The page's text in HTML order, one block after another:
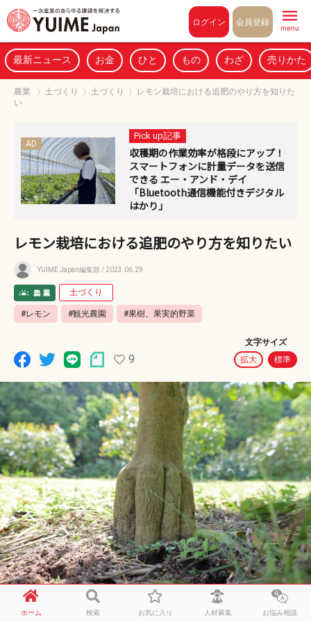
ログイン 会員登録
menu
最新ニュース お金 ひと もの わざ 売りかた
農業 〉 土づくり 〉 土づくり 〉
レモン栽培における追肥のやり方を知りた
い
AD
Pick up記事
収穫期の作業効率が格段にアップ！
スマートフォンに計量データを送信
できる エー・アンド・デイ
「Bluetooth通信機能付きデジタル
はかり」
レモン栽培における追肥のやり方を知りたい
YUIME Japan編集部 / 2023.06.29
土づくり
#レモン #観光農園 #果樹、果実的野菜
9
文字サイズ
拡大
標準
広島県の山間地域で農業をしています。主に露地野菜を
ホーム 検索 お気に入り 人材募集 お悩み相談